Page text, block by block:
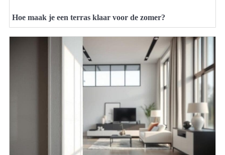
Hoe maak je een terras klaar voor de zomer?